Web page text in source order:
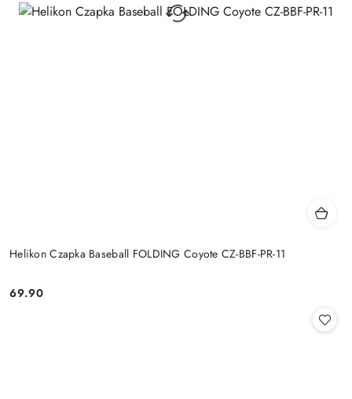
Helikon Czapka Baseball FOLDING Coyote CZ-BBF-PR-11
Cena:
69.90